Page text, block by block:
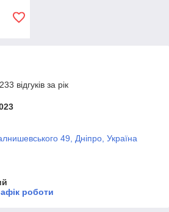
відгуків за рік
49, Дніпро, Україна
роботи